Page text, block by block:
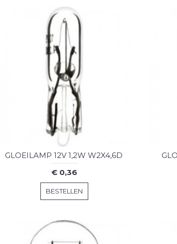
GLOEILAMP 12V 1,2W W2X4,6D
€ 0,36
BESTELLEN